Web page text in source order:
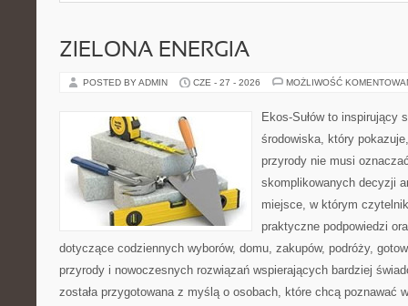
ZIELONA ENERGIA
POSTED BY ADMIN CZE - 27 - 2026 MOŻLIWOŚĆ
Ekos-Sułów to inspirujący
środowiska, który
przyrody nie musi
skomplikowanych decyzji
miejsce, w którym
praktyczne podpowiedzi
dotyczące codziennych wyborów, domu, zakupów, podróży,
przyrody i nowoczesnych rozwiązań wspierających bardziej
została przygotowana z myślą o osobach, które chcą poznawać